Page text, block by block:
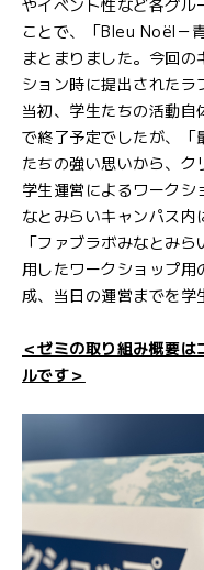
ことで、「Bleu Noël－
まとまりました。今回
ション時に提出されたラ
当初、学生たちの活動
で終了予定でしたが、「
たちの強い思いから、
学生運営によるワーク
なとみらいキャンパス
「ファブラボみなとみ
用したワークショップ
成、当日の運営までを学
＜ゼミの取り組み概要
ルです＞